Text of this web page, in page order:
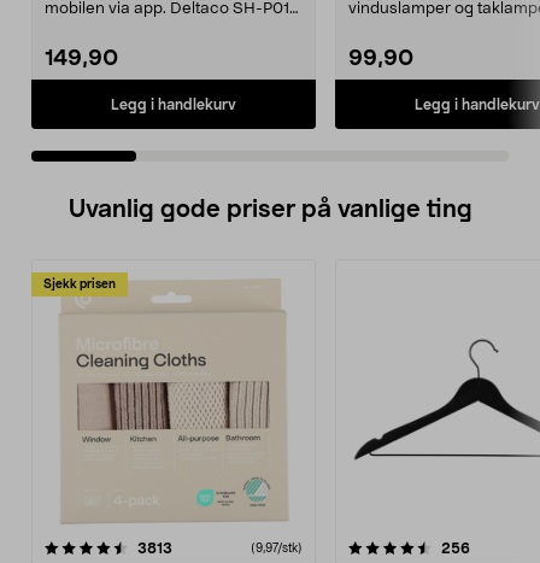
mobilen via app. Deltaco SH-P01
149,90
Legg i handlekurv
vinduslamper og
99,90
Legg i handlekurv
Uvanlig gode priser på vanlige ting
Sjekk prisen
3813 anmeldelser(9,97/stk)
4.5av 5 stjerner 256
4.5av 5 stjerner